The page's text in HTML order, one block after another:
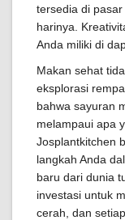
tersedia di
harinya.
Anda miliki di
Makan sehat
eksplorasi
bahwa sayuran
melampaui apa
Josplantkitchen
langkah Anda
baru dari dunia
investasi untuk
cerah, dan